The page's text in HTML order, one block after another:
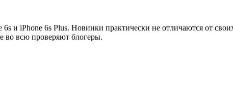
и iPhone 6s Plus. Новинки практически не отличаются от
во всю проверяют блогеры.